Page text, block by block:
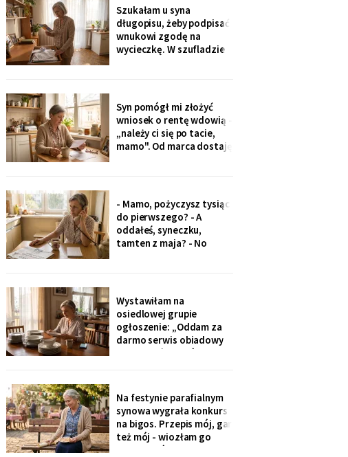
Szukałam u syna
długopisu, żeby podpisać
wnukowi zgodę na
wycieczkę. W szufladzie
ołówkiem: «od
stycznia?».
Syn pomógł mi złożyć
wniosek o rentę wdowią -
„należy ci się po tacie,
mamo". Od marca dostaję
to tatowe pieniądze, a
tata by chciał pomagać
nam, nie tobie".
- Mamo, pożyczysz tysiąc
do pierwszego? - A
oddałeś, syneczku,
tamten z maja? - No
później zadzwoniła
synowa. Zaczęła od tego,
że „babcia podobno robi
problemy".
Wystawiłam na
osiedlowej grupie
ogłoszenie: „Oddam za
darmo serwis obiadowy
na dwanaście osób,
kogo nakrywać". W dwie
godziny napisało
czterdzieści obcych osób.
Z rodziny - nikt, choć
wszyscy tam siedzą.
Na festynie parafialnym
synowa wygrała konkurs
na bigos. Przepis mój, gar
też mój - wiozłam go
rano taksówką, żeby się